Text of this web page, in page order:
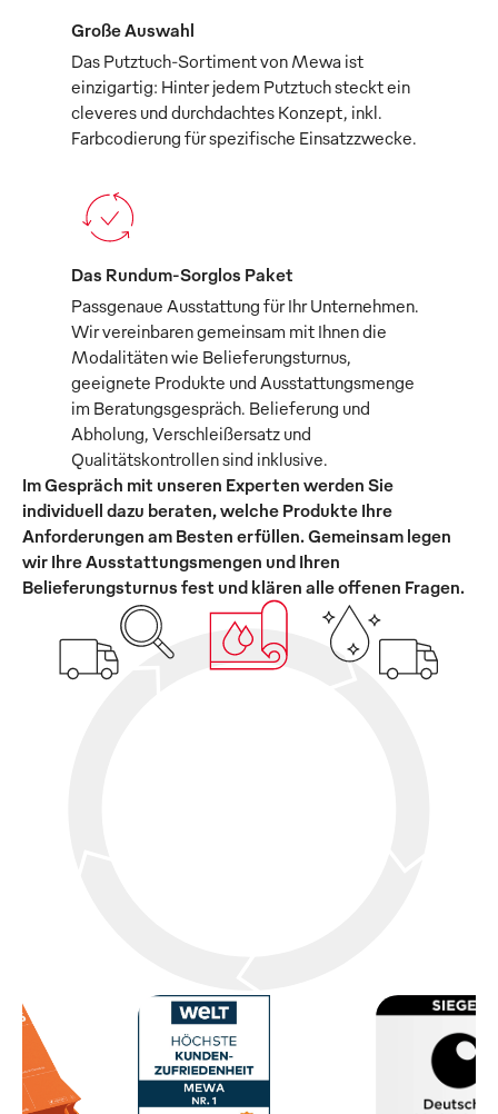
Große Auswahl
Das Putztuch-Sortiment von Mewa ist
einzigartig: Hinter jedem Putztuch steckt ein
cleveres und durchdachtes Konzept, inkl.
Farbcodierung für spezifische Einsatzzwecke.
Das Rundum-Sorglos Paket
Passgenaue Ausstattung für Ihr Unternehmen.
Wir vereinbaren gemeinsam mit Ihnen die
Modalitäten wie Belieferungsturnus,
geeignete Produkte und Ausstattungsmenge
im Beratungsgespräch. Belieferung und
Abholung, Verschleißersatz und
Qualitätskontrollen sind inklusive.
Im Gespräch mit unseren Experten werden Sie
individuell dazu beraten, welche Produkte Ihre
Anforderungen am Besten erfüllen. Gemeinsam legen
wir Ihre Ausstattungsmengen und Ihren
Belieferungsturnus fest und klären alle offenen Fragen.